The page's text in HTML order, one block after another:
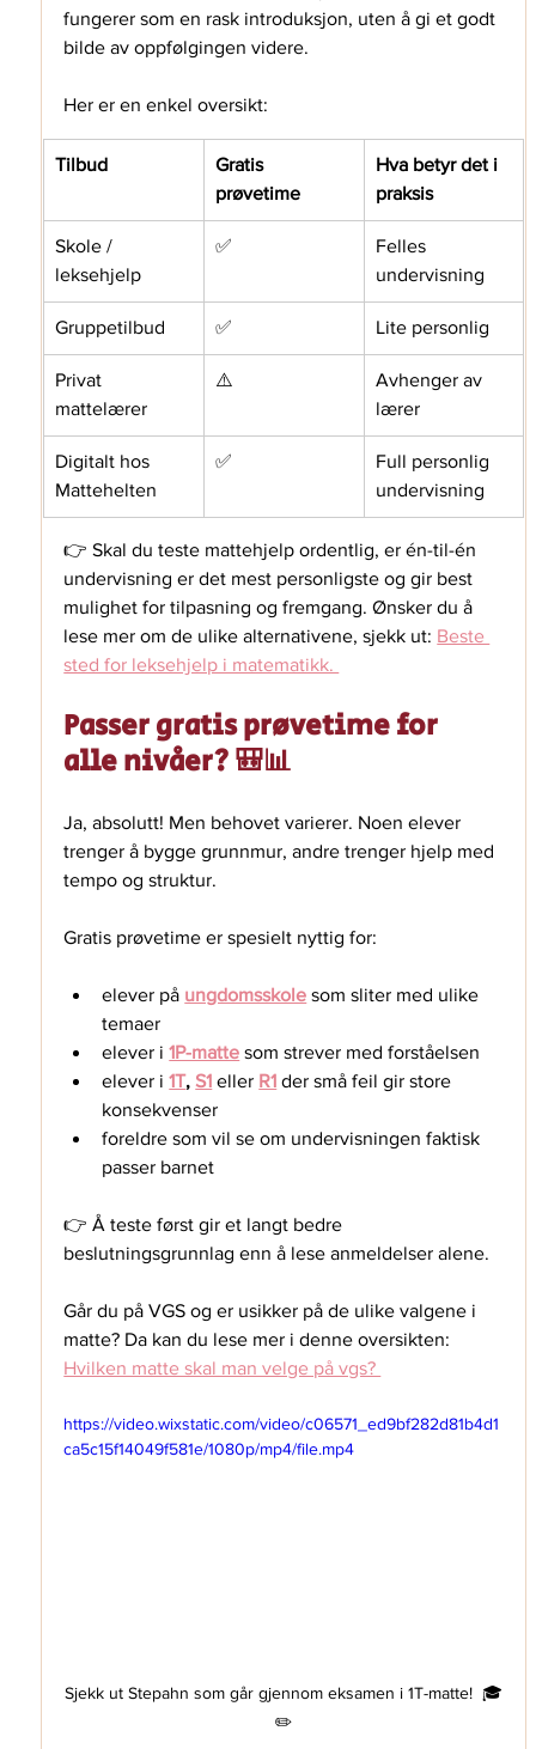
fungerer som en rask introduksjon, uten å gi et godt
bilde av oppfølgingen videre.
Her er en enkel oversikt:
Tilbud
Gratis
prøvetime
Hva betyr det i
praksis
Skole /
leksehjelp
✅
Felles
undervisning
Gruppetilbud ✅ Lite personlig
Privat
mattelærer
⚠️
Avhenger av
lærer
Digitalt hos
Mattehelten
✅
Full personlig
undervisning
👉 Skal du teste mattehjelp ordentlig, er én-til-én
undervisning er det mest personligste og gir best
mulighet for tilpasning og fremgang. Ønsker du å
lese mer om de ulike alternativene, sjekk ut: Beste
sted for leksehjelp i matematikk.
Passer gratis prøvetime for
alle nivåer? 🎒📊
Ja, absolutt! Men behovet varierer. Noen elever
trenger å bygge grunnmur, andre trenger hjelp med
tempo og struktur.
Gratis prøvetime er spesielt nyttig for:
elever på ungdomsskole som sliter med ulike
temaer
elever i 1P-matte som strever med forståelsen
elever i 1T, S1 eller R1 der små feil gir store
konsekvenser
foreldre som vil se om undervisningen faktisk
passer barnet
👉 Å teste først gir et langt bedre
beslutningsgrunnlag enn å lese anmeldelser alene.
Går du på VGS og er usikker på de ulike valgene i
matte? Da kan du lese mer i denne oversikten:
Hvilken matte skal man velge på vgs?
https://video.wixstatic.com/video/c06571_ed9bf282d81b4d1
ca5c15f14049f581e/1080p/mp4/file.mp4
Sjekk ut Stepahn som går gjennom eksamen i 1T-matte!  🎓
✏️